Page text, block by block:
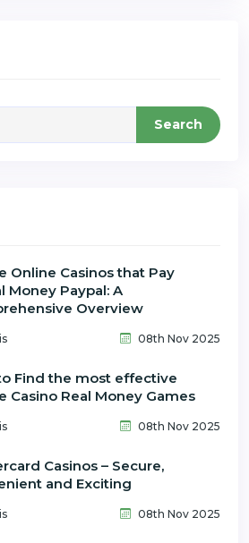
Search
Online Casinos that Pay
Money Paypal: A
Overview
08th Nov 2025
Find the most effective
Casino Real Money Games
08th Nov 2025
Casinos – Secure,
and Exciting
08th Nov 2025